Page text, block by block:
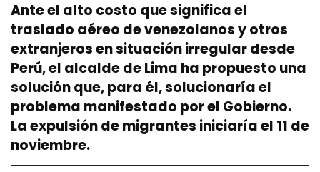
Ante el alto costo que significa el
traslado aéreo de venezolanos y otros
extranjeros en situación irregular desde
Perú, el alcalde de Lima ha propuesto una
solución que, para él, solucionaría el
problema manifestado por el Gobierno.
La expulsión de migrantes iniciaría el 11 de
noviembre.